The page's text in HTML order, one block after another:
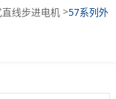
线步进电机>57系列外